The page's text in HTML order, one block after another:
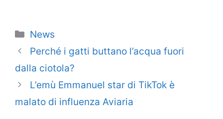
Categorie
News
Perché i gatti buttano l’acqua fuori
dalla ciotola?
L’emù Emmanuel star di TikTok è
malato di influenza Aviaria